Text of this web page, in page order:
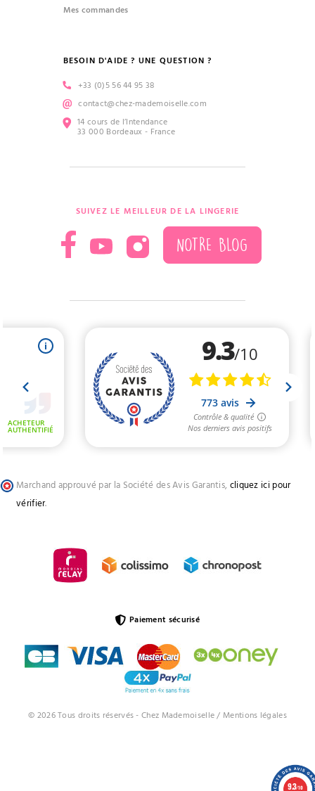
Mes commandes
BESOIN D'AIDE ? UNE QUESTION ?
+33 (0)5 56 44 95 38
contact@chez-mademoiselle.com
14 cours de l’Intendance
33 000 Bordeaux - France
SUIVEZ LE MEILLEUR DE LA LINGERIE
NOTRE BLOG
Marchand approuvé par la Société des Avis Garantis, cliquez ici pour
vérifier.
© 2026 Tous droits réservés - Chez Mademoiselle / Mentions légales
Paiement sécurisé
9.3/10